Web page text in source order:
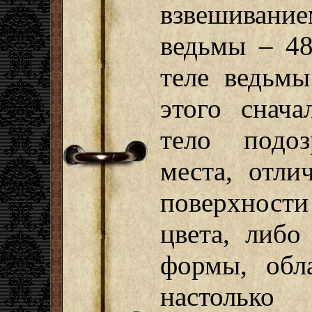
ведьмы –
теле
этого
тело
места,
цвета,
формы,